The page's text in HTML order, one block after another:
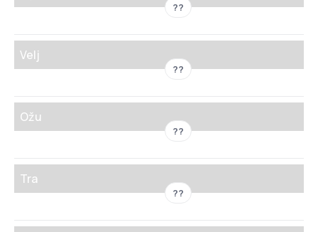
??
Velj
??
Ožu
??
Tra
??